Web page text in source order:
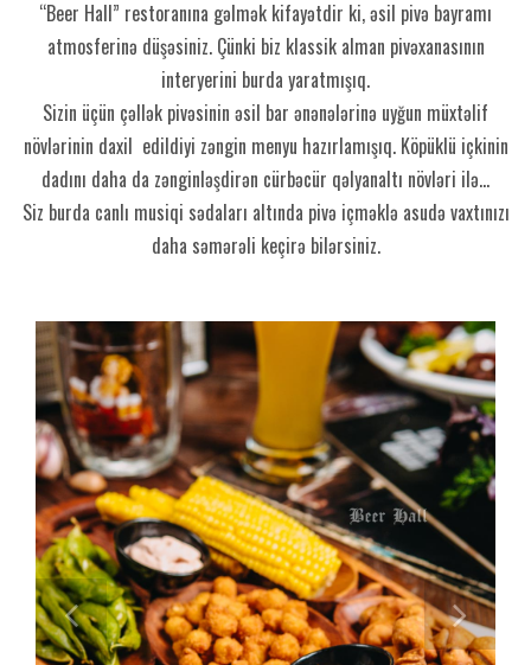
“Beer Hall” restoranına gəlmək kifayətdir ki, əsil pivə bayramı
atmosferinə düşəsiniz. Çünki biz klassik alman pivəxanasının
interyerini burda yaratmışıq.
Sizin üçün çəllək pivəsinin əsil bar ənənələrinə uyğun müxtəlif
növlərinin daxil edildiyi zəngin menyu hazırlamışıq. Köpüklü içkinin
dadını daha da zənginləşdirən cürbəcür qəlyanaltı növləri ilə...
Siz burda canlı musiqi sədaları altında pivə içməklə asudə vaxtınızı
daha səmərəli keçirə bilərsiniz.